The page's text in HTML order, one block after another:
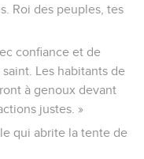
Roi des peuples, tes
confiance et de
Les habitants de
à genoux devant
justes. »
qui abrite la tente de